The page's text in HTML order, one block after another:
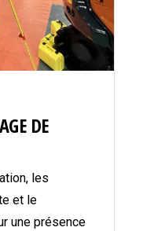
DE
les
et le
une présence